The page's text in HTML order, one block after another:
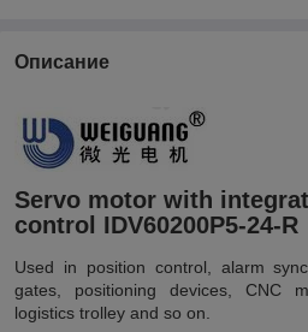
Описание
Servo motor with
control IDV60200P5-24-R
Used in position control, alarm
gates, positioning devices, CNC
logistics trolley and so on.